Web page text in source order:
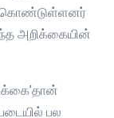
அறிக்கையின்
பல